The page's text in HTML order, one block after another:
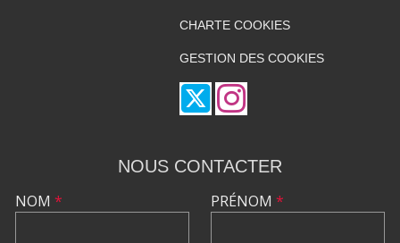
CHARTE COOKIES
GESTION DES COOKIES
NOUS CONTACTER
NOM * PRÉNOM *